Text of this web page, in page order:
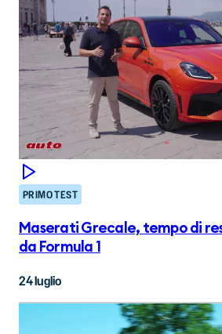
PRIMO TEST
Maserati Grecale, tempo di
da Formula 1
24 luglio